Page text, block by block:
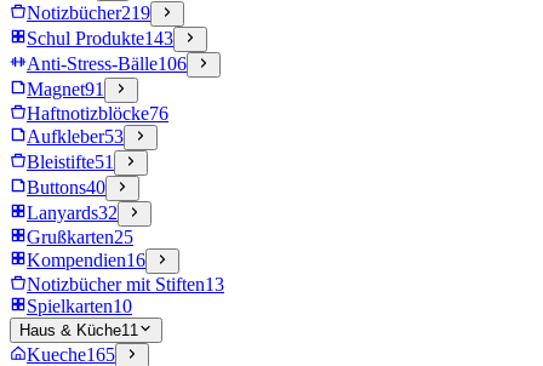
Notizbücher219
Schul Produkte143
Anti-Stress-Bälle106
Magnet91
Haftnotizblöcke76
Aufkleber53
Bleistifte51
Buttons40
Lanyards32
Grußkarten25
Kompendien16
Notizbücher mit Stiften13
Spielkarten10
Haus & Küche11
Kueche165